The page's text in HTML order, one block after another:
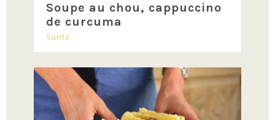
Soupe au chou, cappuccino
de curcuma
Santé